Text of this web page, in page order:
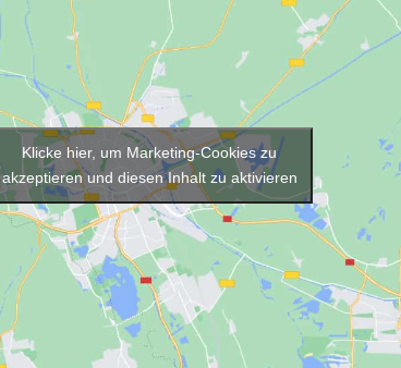
Klicke hier, um Marketing-Cookies zu
akzeptieren und diesen Inhalt zu aktivieren